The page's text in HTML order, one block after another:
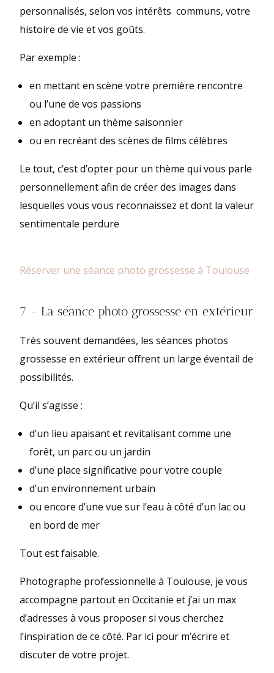
personnalisés, selon vos intérêts communs, votre
histoire de vie et vos goûts.
Par exemple :
en mettant en scène votre première rencontre
ou l’une de vos passions
en adoptant un thème saisonnier
ou en recréant des scènes de films célèbres
Le tout, c’est d’opter pour un thème qui vous parle
personnellement afin de créer des images dans
lesquelles vous vous reconnaissez et dont la valeur
sentimentale perdure
Réserver une séance photo grossesse à Toulouse
7 – La séance photo grossesse en extérieur
Très souvent demandées, les séances photos
grossesse en extérieur offrent un large éventail de
possibilités.
Qu’il s’agisse :
d’un lieu apaisant et revitalisant comme une
forêt, un parc ou un jardin
d’une place significative pour votre couple
d’un environnement urbain
ou encore d’une vue sur l’eau à côté d’un lac ou
en bord de mer
Tout est faisable.
Photographe professionnelle à Toulouse, je vous
accompagne partout en Occitanie et j’ai un max
d’adresses à vous proposer si vous cherchez
l’inspiration de ce côté. Par ici pour m’écrire et
discuter de votre projet.